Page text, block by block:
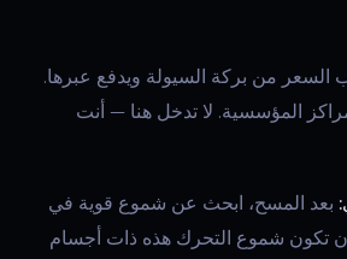
السعر من بركة السيولة ويدفع عبرها.
المؤسسية. لا تدخل هنا — أنت
بعد المسح، ابحث عن شموع قوية في
تكون شموع التحرك هذه ذات أجسام